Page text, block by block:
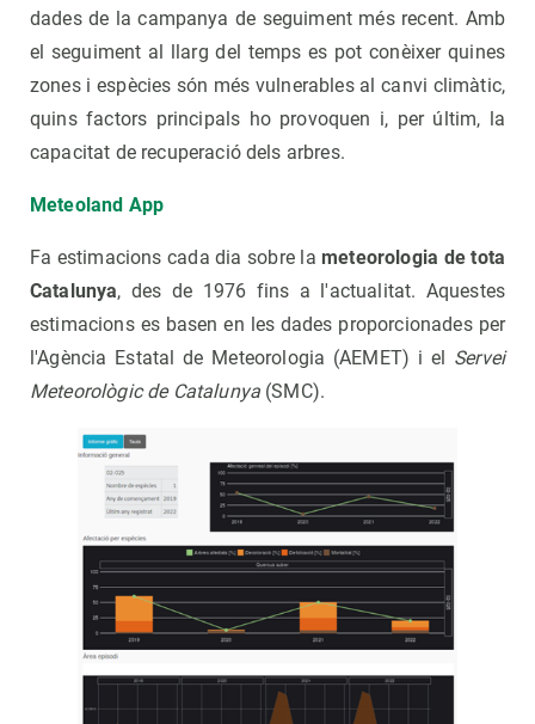
dades de la campanya de seguiment més recent. Amb
el seguiment al llarg del temps es pot conèixer quines
zones i espècies són més vulnerables al canvi climàtic,
quins factors principals ho provoquen i, per últim, la
capacitat de recuperació dels arbres.
Meteoland App
Fa estimacions cada dia sobre la meteorologia de tota
Catalunya, des de 1976 fins a l'actualitat. Aquestes
estimacions es basen en les dades proporcionades per
l'Agència Estatal de Meteorologia (AEMET) i el Servei
Meteorològic de Catalunya (SMC).